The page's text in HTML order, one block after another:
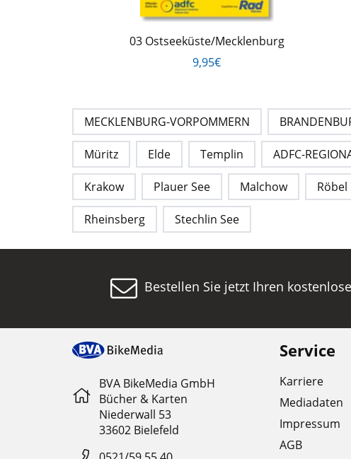
03 Ostseeküste/Mecklenburg
9,95€
MECKLENBURG-VORPOMMERN
Müritz Elde Templin ADFC-
Krakow Plauer See Malchow Röbel
Rheinsberg Stechlin See
Bestellen Sie jetzt Ihren
BVA BikeMedia GmbH
Bücher & Karten
Niederwall 53
33602 Bielefeld
Service
Karriere
Mediadaten
Impressum
AGB